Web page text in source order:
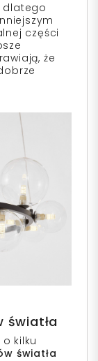
dlatego
części
że
światła
kilku
światła